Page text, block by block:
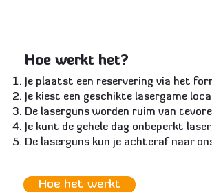
Hoe werkt het?
Hoe het werkt
Je plaatst een reservering via het
Je kiest een geschikte lasergame
De laserguns worden ruim van
Je kunt de gehele dag onbeperkt
De laserguns kun je achteraf naar